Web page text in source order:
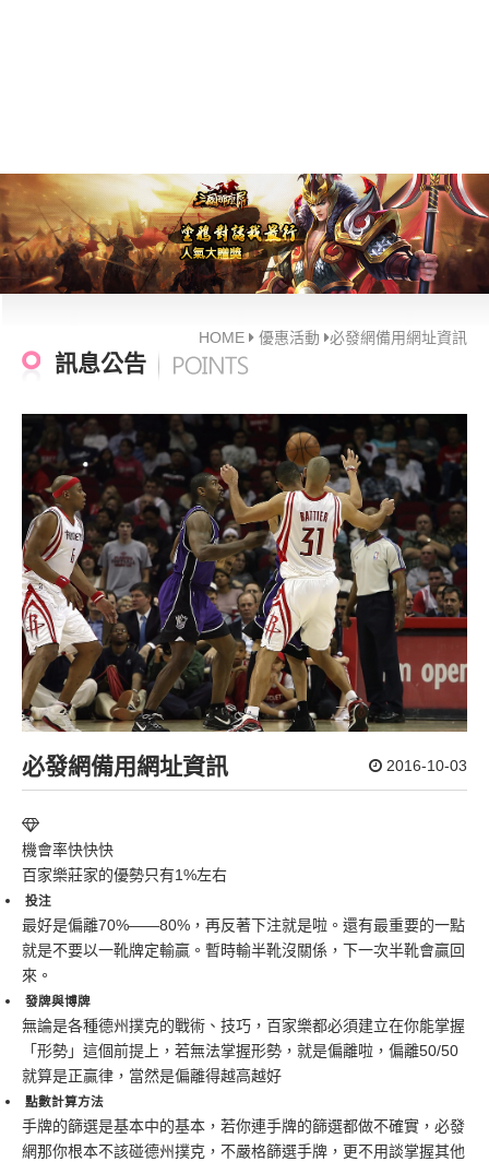
HOME 優惠活動 必發網備用網址資訊
訊息公告
2016-10-03
必發網備用網址資訊
機會率快快快
百家樂莊家的優勢只有1%左右
投注
最好是偏離70%——80%，再反著下注就是啦。還有最重要的一點
就是不要以一靴牌定輸贏。暫時輸半靴沒關係，下一次半靴會贏回
來。
發牌與博牌
無論是各種德州撲克的戰術、技巧， 百家樂都必須建立在你能掌握
「形勢」這個前提上，若無法掌握形勢，就是偏離啦，偏離50/50
就算是正贏律，當然是偏離得越高越好
點數計算方法
手牌的篩選是基本中的基本，若你連手牌的篩選都做不確實， 必發
網那你根本不該碰德州撲克，不嚴格篩選手牌，更不用談掌握其他